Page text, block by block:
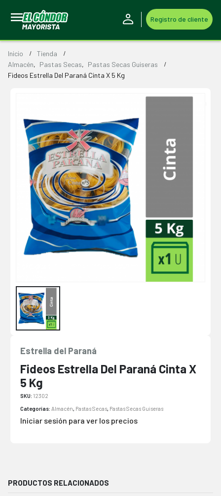
Registro de cliente
Inicio
Tienda
Almacén, Pastas Secas, Pastas Secas Guiseras
Fideos Estrella Del Paraná Cinta X 5 Kg
Estrella del Paraná
Fideos Estrella Del Paraná Cinta X
5 Kg
SKU: 12302
Categorías: Almacén, Pastas Secas, Pastas Secas Guiseras
Iniciar sesión para ver los precios
PRODUCTOS RELACIONADOS